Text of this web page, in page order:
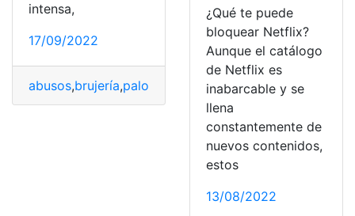
intensa,
17/09/2022
abusos,brujería,palo usos
¿Qué te puede
bloquear Netflix?
Aunque el catálogo
de Netflix es
inabarcable y se
llena
constantemente de
nuevos contenidos,
estos
13/08/2022